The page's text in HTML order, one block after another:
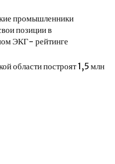
промышленники
позиции в
ЭКГ- рейтинге
области построят 1,5 млн